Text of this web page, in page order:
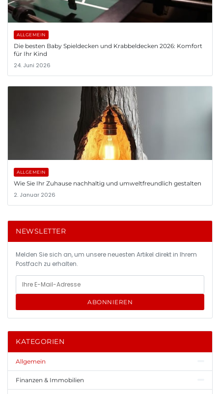
ALLGEMEIN
Die besten Baby Spieldecken und Krabbeldecken 2026: Komfort
für Ihr Kind
24. Juni 2026
ALLGEMEIN
Wie Sie Ihr Zuhause nachhaltig und umweltfreundlich gestalten
2. Januar 2026
NEWSLETTER
Melden Sie sich an, um unsere neuesten Artikel direkt in Ihrem
Postfach zu erhalten.
ABONNIEREN
KATEGORIEN
Allgemein
Finanzen & Immobilien